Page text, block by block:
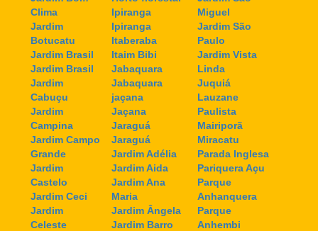
Clima
Jardim
Botucatu
Jardim Brasil
Jardim Brasil
Jardim
Cabuçu
Jardim
Campina
Jardim Campo
Grande
Jardim
Castelo
Jardim Ceci
Jardim
Celeste
Ipiranga
Ipiranga
Itaberaba
Itaim Bibi
Jabaquara
Jabaquara
jaçana
Jaçana
Jaraguá
Jaraguá
Jardim Adélia
Jardim Aida
Jardim Ana
Maria
Jardim Ângela
Jardim Barro
Miguel
Jardim São
Paulo
Jardim Vista
Linda
Juquiá
Lauzane
Paulista
Mairiporã
Miracatu
Parada Inglesa
Pariquera Açu
Parque
Anhanquera
Parque
Anhembi